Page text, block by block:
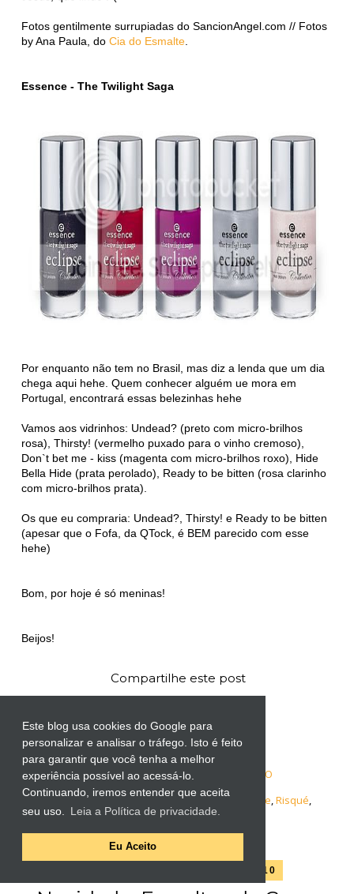
Este blog usa cookies do Google para
personalizar e analisar o tráfego. Isto é feito
para garantir que você tenha a melhor
experiência possível ao acessá-lo.
Continuando, iremos entender que aceita
seu uso.
Leia a Política de privacidade.
Eu Aceito
Fotos gentilmente surrupiadas do SancionAngel.com // Fotos
by Ana Paula, doCia do Esmalte
Essence - The Twilight Saga
Por enquanto não tem no Brasil, mas diz a lenda que um dia
chega aqui hehe. Quem conhecer alguém ue mora em
Portugal, encontrará essas belezinhas hehe
Vamos aos vidrinhos: Undead? (preto com micro-brilhos
rosa), Thirsty! (vermelho puxado para o vinho cremoso),
Don`t bet me - kiss (magenta com micro-brilhos roxo), Hide
Bella Hide (prata perolado), Ready to be bitten (rosa clarinho
com micro-brilhos prata).
Os que eu compraria: Undead?, Thirsty! e Ready to be bitten
(apesar que o Fofa, da QTock, é BEM parecido com esse
hehe)
Bom, por hoje é só meninas!
Beijos!
Compartilhe este post
1 COMENTÁRIO
Tags:Colorama,esmalte ,Essence,novidade,Risqué,
Sancion Angel
sexta-feira, 21 de maio de 2010